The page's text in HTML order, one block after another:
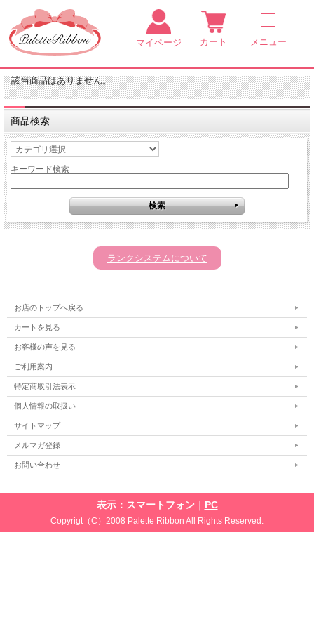
マイページ カート メニュー
該当商品はありません。
商品検索
キーワード検索
ランクシステムについて
お店のトップへ戻る
カートを見る
お客様の声を見る
ご利用案内
特定商取引法表示
個人情報の取扱い
サイトマップ
メルマガ登録
お問い合わせ
表示：スマートフォン｜ PC
Copyrigt（C）2008 Palette Ribbon All Rights Reserved.